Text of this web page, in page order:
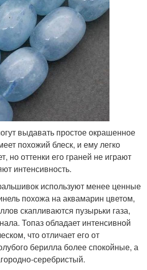
выдавать простое окрашенное
похожий блеск, и ему легко
но оттенки его граней не играют
интенсивность.
используют менее ценные
похожа на аквамарин цветом,
скапливаются пузырьки газа,
Топаз обладает интенсивной
что отличает его от
берилла более спокойные, а
серебристый.